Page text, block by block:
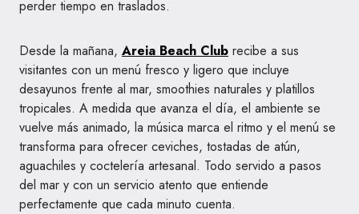
perder tiempo en traslados.
Desde la mañana, Areia Beach Club recibe a sus
visitantes con un menú fresco y ligero que incluye
desayunos frente al mar, smoothies naturales y platillos
tropicales. A medida que avanza el día, el ambiente se
vuelve más animado, la música marca el ritmo y el menú se
transforma para ofrecer ceviches, tostadas de atún,
aguachiles y coctelería artesanal. Todo servido a pasos
del mar y con un servicio atento que entiende
perfectamente que cada minuto cuenta.